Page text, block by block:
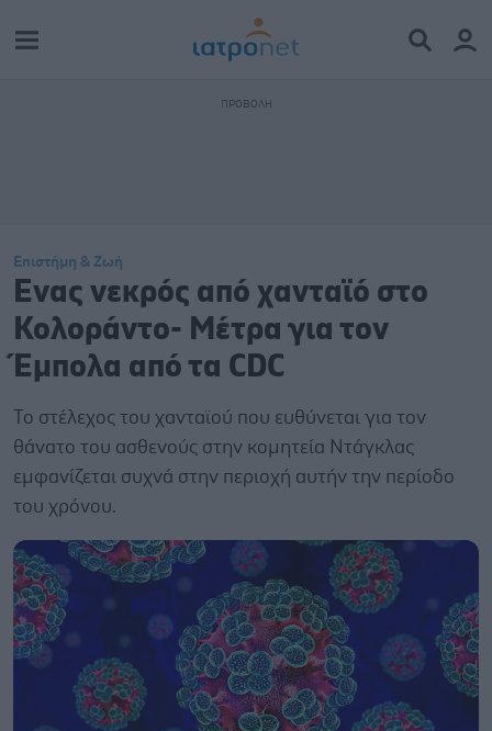
Επιστήμη & Ζωή
Ενας νεκρός από χανταϊό στο
Κολοράντο- Μέτρα για τον
Έμπολα από τα CDC
Το στέλεχος του χανταϊού που ευθύνεται για τον
θάνατο του ασθενούς στην κομητεία Ντάγκλας
εμφανίζεται συχνά στην περιοχή αυτήν την περίοδο
του χρόνου.